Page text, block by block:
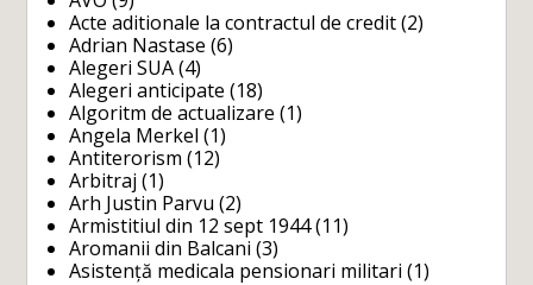
Acte aditionale la contractul de credit (2)
Adrian Nastase (6)
Alegeri SUA (4)
Alegeri anticipate (18)
Algoritm de actualizare (1)
Angela Merkel (1)
Antiterorism (12)
Arbitraj (1)
Arh Justin Parvu (2)
Armistitiul din 12 sept 1944(11)
Aromanii din Balcani (3)
Asistență medicala pensionari militari (1)